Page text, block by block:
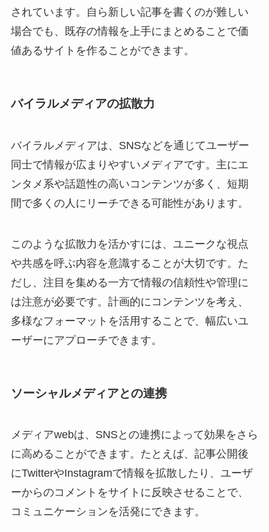
されています。自ら新しい記事を書くのが難しい
場合でも、既存の情報を上手にまとめることで価
値あるサイトを作ることができます。
バイラルメディアの拡散力
バイラルメディアは、SNSなどを通じてユーザー
同士で情報が広まりやすいメディアです。主にエ
ンタメ系や話題性の高いコンテンツが多く、短期
間で多くの人にリーチできる可能性があります。
このような拡散力を活かすには、ユニークな視点
や共感を呼ぶ内容を意識することが大切です。た
だし、注目を集める一方で情報の信頼性や管理に
は注意が必要です。計画的にコンテンツを考え、
多様なフォーマットを活用することで、幅広いユ
ーザーにアプローチできます。
ソーシャルメディアとの連携
メディアwebは、SNSとの連携によって効果をさら
に高めることができます。たとえば、記事公開後
にTwitterやInstagramで情報を拡散したり、ユーザ
ーからのコメントをサイトに反映させることで、
コミュニケーションを活発にできます。